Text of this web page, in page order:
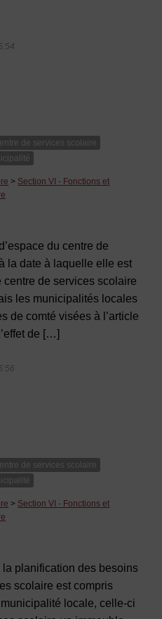
de services scolaire
> Section VI - Fonctions et
du centre de
la date à laquelle elle est
de services scolaire
les municipalités locales
de comté visées à l’article
de […]
de services scolaire
> Section VI - Fonctions et
planification des besoins
scolaire est compris
locale, celle-ci